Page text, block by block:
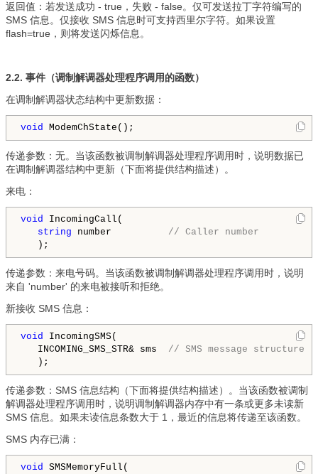
返回值：若发送成功 - true，失败 - false。仅可发送拉丁字符编写的
SMS 信息。仅接收 SMS 信息时可支持西里尔字符。如果设置
flash=true，则将发送闪烁信息。
2.2. 事件（调制解调器处理程序调用的函数）
在调制解调器状态结构中更新数据：
void ModemChState();
传递参数：无。当该函数被调制解调器处理程序调用时，说明数据已
在调制解调器结构中更新（下面将提供结构描述）。
来电：
void IncomingCall(
string number // Caller number
传递参数：来电号码。当该函数被调制解调器处理程序调用时，说明
来自 'number' 的来电被接听和拒绝。
新接收 SMS 信息：
void IncomingSMS(
INCOMING_SMS_STR& sms // SMS message structure
传递参数：SMS 信息结构（下面将提供结构描述）。当该函数被调制
解调器处理程序调用时，说明调制解调器内存中有一条或更多未读新
SMS 信息。如果未读信息条数大于 1，最近的信息将传递至该函数。
SMS 内存已满：
void SMSMemoryFull(